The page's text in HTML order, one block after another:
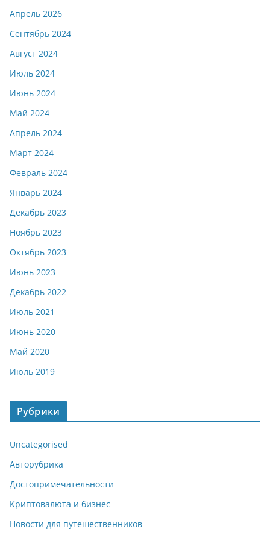
Апрель 2026
Сентябрь 2024
Август 2024
Июль 2024
Июнь 2024
Май 2024
Апрель 2024
Март 2024
Февраль 2024
Январь 2024
Декабрь 2023
Ноябрь 2023
Октябрь 2023
Июнь 2023
Декабрь 2022
Июль 2021
Июнь 2020
Май 2020
Июль 2019
Рубрики
Uncategorised
Авторубрика
Достопримечательности
Криптовалюта и бизнес
Новости для путешественников